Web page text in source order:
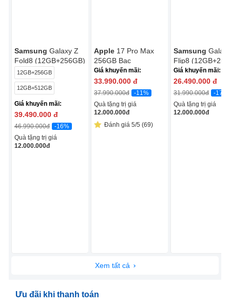
Samsung Galaxy Z
Fold8 (12GB+256GB)
12GB+256GB
12GB+512GB
Giá khuyến mãi:
39.490.000 đ
46.990.000đ
-16%
Quà tặng trị giá
12.000.000đ
Apple 17 Pro Max
256GB Bạc
Giá khuyến mãi:
33.990.000 đ
37.990.000đ
-11%
Quà tặng trị giá
12.000.000đ
Đánh giá 5/5 (69)
Samsung
Flip8
Giá khuyến mãi:
26.490.000 đ
31.990.000đ
-17%
Quà tặng trị giá
12.000.000đ
Xem tất cả
Ưu đãi khi thanh toán